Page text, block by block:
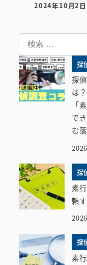
投稿日
2024年10月2日
検
索
探
探
は
「
で
む
探
素
頼
探
素